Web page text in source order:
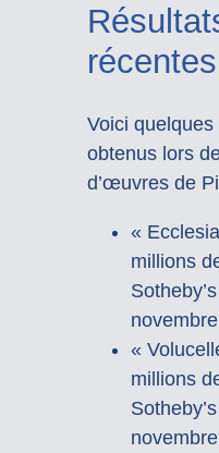
récentes
Voici
obtenus lors
d’œuvres de
«
millions
«
millions